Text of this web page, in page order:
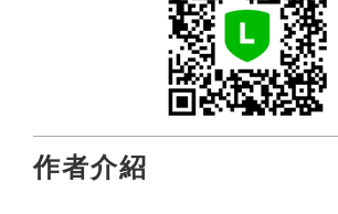
作者介紹